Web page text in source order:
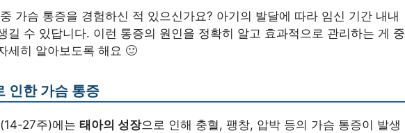
가슴 통증을 경험하신 적 있으신가요? 아기의 발달에 따라 임신 기간 내내
길 수 있답니다. 이런 통증의 원인을 정확히 알고 효과적으로 관리하는 게 중
세히 알아보도록 해요 🙂
인한 가슴 통증
27주)에는 태아의 성장으로 인해 충혈, 팽창, 압박 등의 가슴 통증이 발생